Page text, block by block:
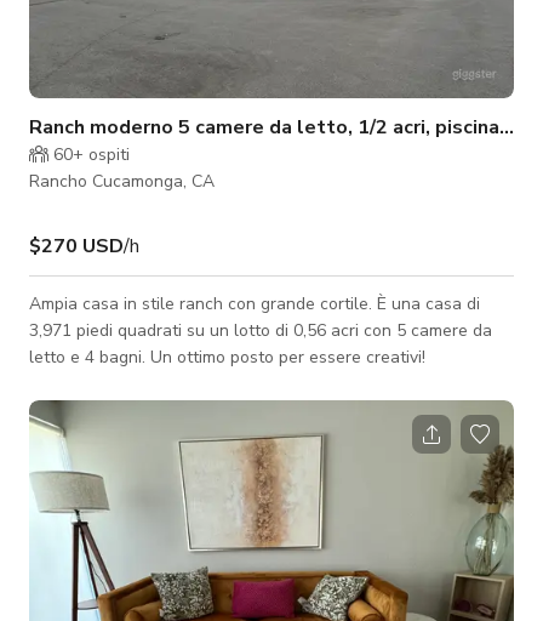
Ranch moderno 5 camere da letto, 1/2 acri, piscina e
60+ ospiti
Rancho Cucamonga, CA
$270 USD/h
Ampia casa in stile ranch con grande cortile. È una casa di
3,971 piedi quadrati su un lotto di 0,56 acri con 5 camere da
letto e 4 bagni. Un ottimo posto per essere creativi!